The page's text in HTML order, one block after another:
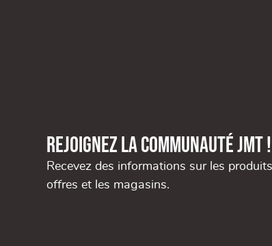
Rejoignez la communauté JMT !
Recevez des informations sur les
offres et les magasins.